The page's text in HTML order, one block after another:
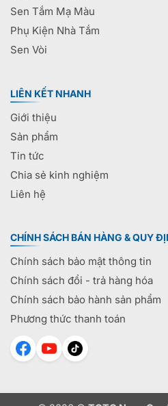
Sen Tắm Mạ Màu
Phụ Kiện Nhà Tắm
Sen Vòi
LIÊN KẾT NHANH
Giới thiệu
Sản phẩm
Tin tức
Chia sẻ kinh nghiệm
Liên hệ
CHÍNH SÁCH BÁN HÀNG & QUY
Chính sách bảo mật thông tin
Chính sách đổi - trả hàng hóa
Chính sách bảo hành sản phẩm
Phương thức thanh toán